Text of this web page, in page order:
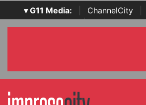
▾ G11 Media: ChannelCity
SecurityOpenLab | Italian